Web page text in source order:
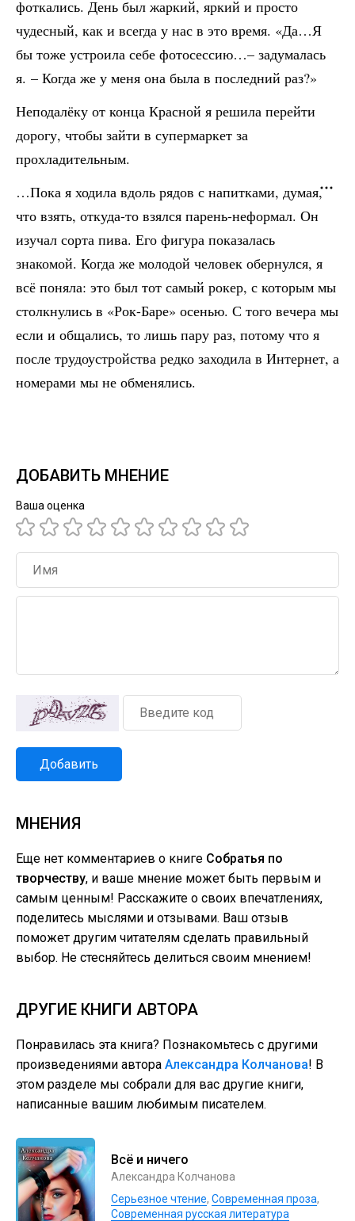
фоткались. День был жаркий, яркий и просто
чудесный, как и всегда у нас в это время. «Да…Я
бы тоже устроила себе фотосессию…– задумалась
я. – Когда же у меня она была в последний раз?»
Неподалёку от конца Красной я решила перейти
дорогу, чтобы зайти в супермаркет за
прохладительным.
…Пока я ходила вдоль рядов с напитками, думая,
что взять, откуда-то взялся парень-неформал. Он
изучал сорта пива. Его фигура показалась
знакомой. Когда же молодой человек обернулся, я
всё поняла: это был тот самый рокер, с которым мы
столкнулись в «Рок-Баре» осенью. С того вечера мы
если и общались, то лишь пару раз, потому что я
после трудоустройства редко заходила в Интернет, а
номерами мы не обменялись.
ДОБАВИТЬ МНЕНИЕ
Ваша оценка
Добавить
МНЕНИЯ
Еще нет комментариев о книге Собратья по
творчеству, и ваше мнение может быть первым и
самым ценным! Расскажите о своих впечатлениях,
поделитесь мыслями и отзывами. Ваш отзыв
поможет другим читателям сделать правильный
выбор. Не стесняйтесь делиться своим мнением!
ДРУГИЕ КНИГИ АВТОРА
Понравилась эта книга? Познакомьтесь с другими
произведениями автора Александра Колчанова! В
этом разделе мы собрали для вас другие книги,
написанные вашим любимым писателем.
Всё и ничего
Александра Колчанова
Серьезное чтение, Современная проза,
Современная русская литература